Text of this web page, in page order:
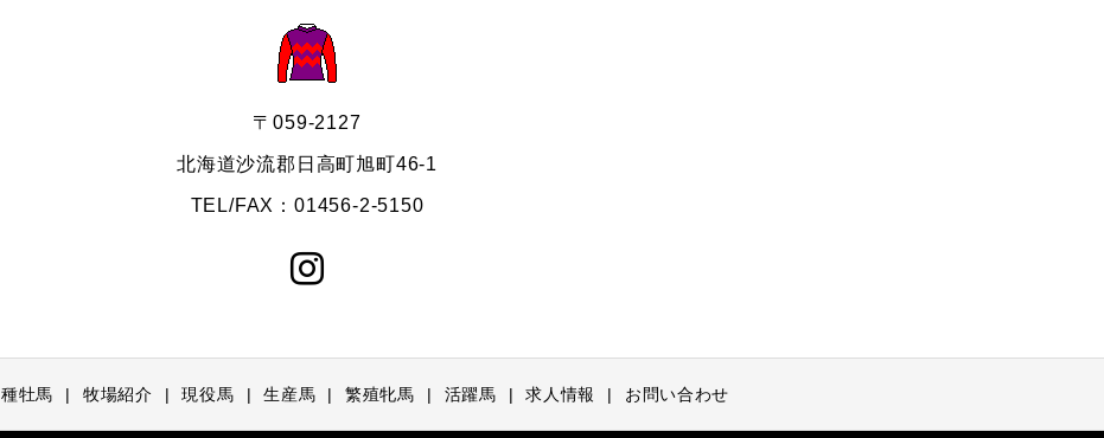
〒059-2127
北海道沙流郡日高町旭町46-1
TEL/FAX：01456-2-5150
種牡馬 牧場紹介 現役馬 生産馬 繁殖牝馬 活躍馬 求人情報 お問い合わせ